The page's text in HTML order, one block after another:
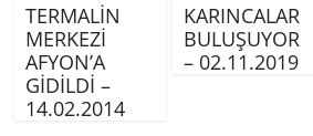
TERMALİN
MERKEZİ
AFYON’A
GİDİLDİ –
14.02.2014
KARINCALAR
BULUŞUYOR
– 02.11.2019